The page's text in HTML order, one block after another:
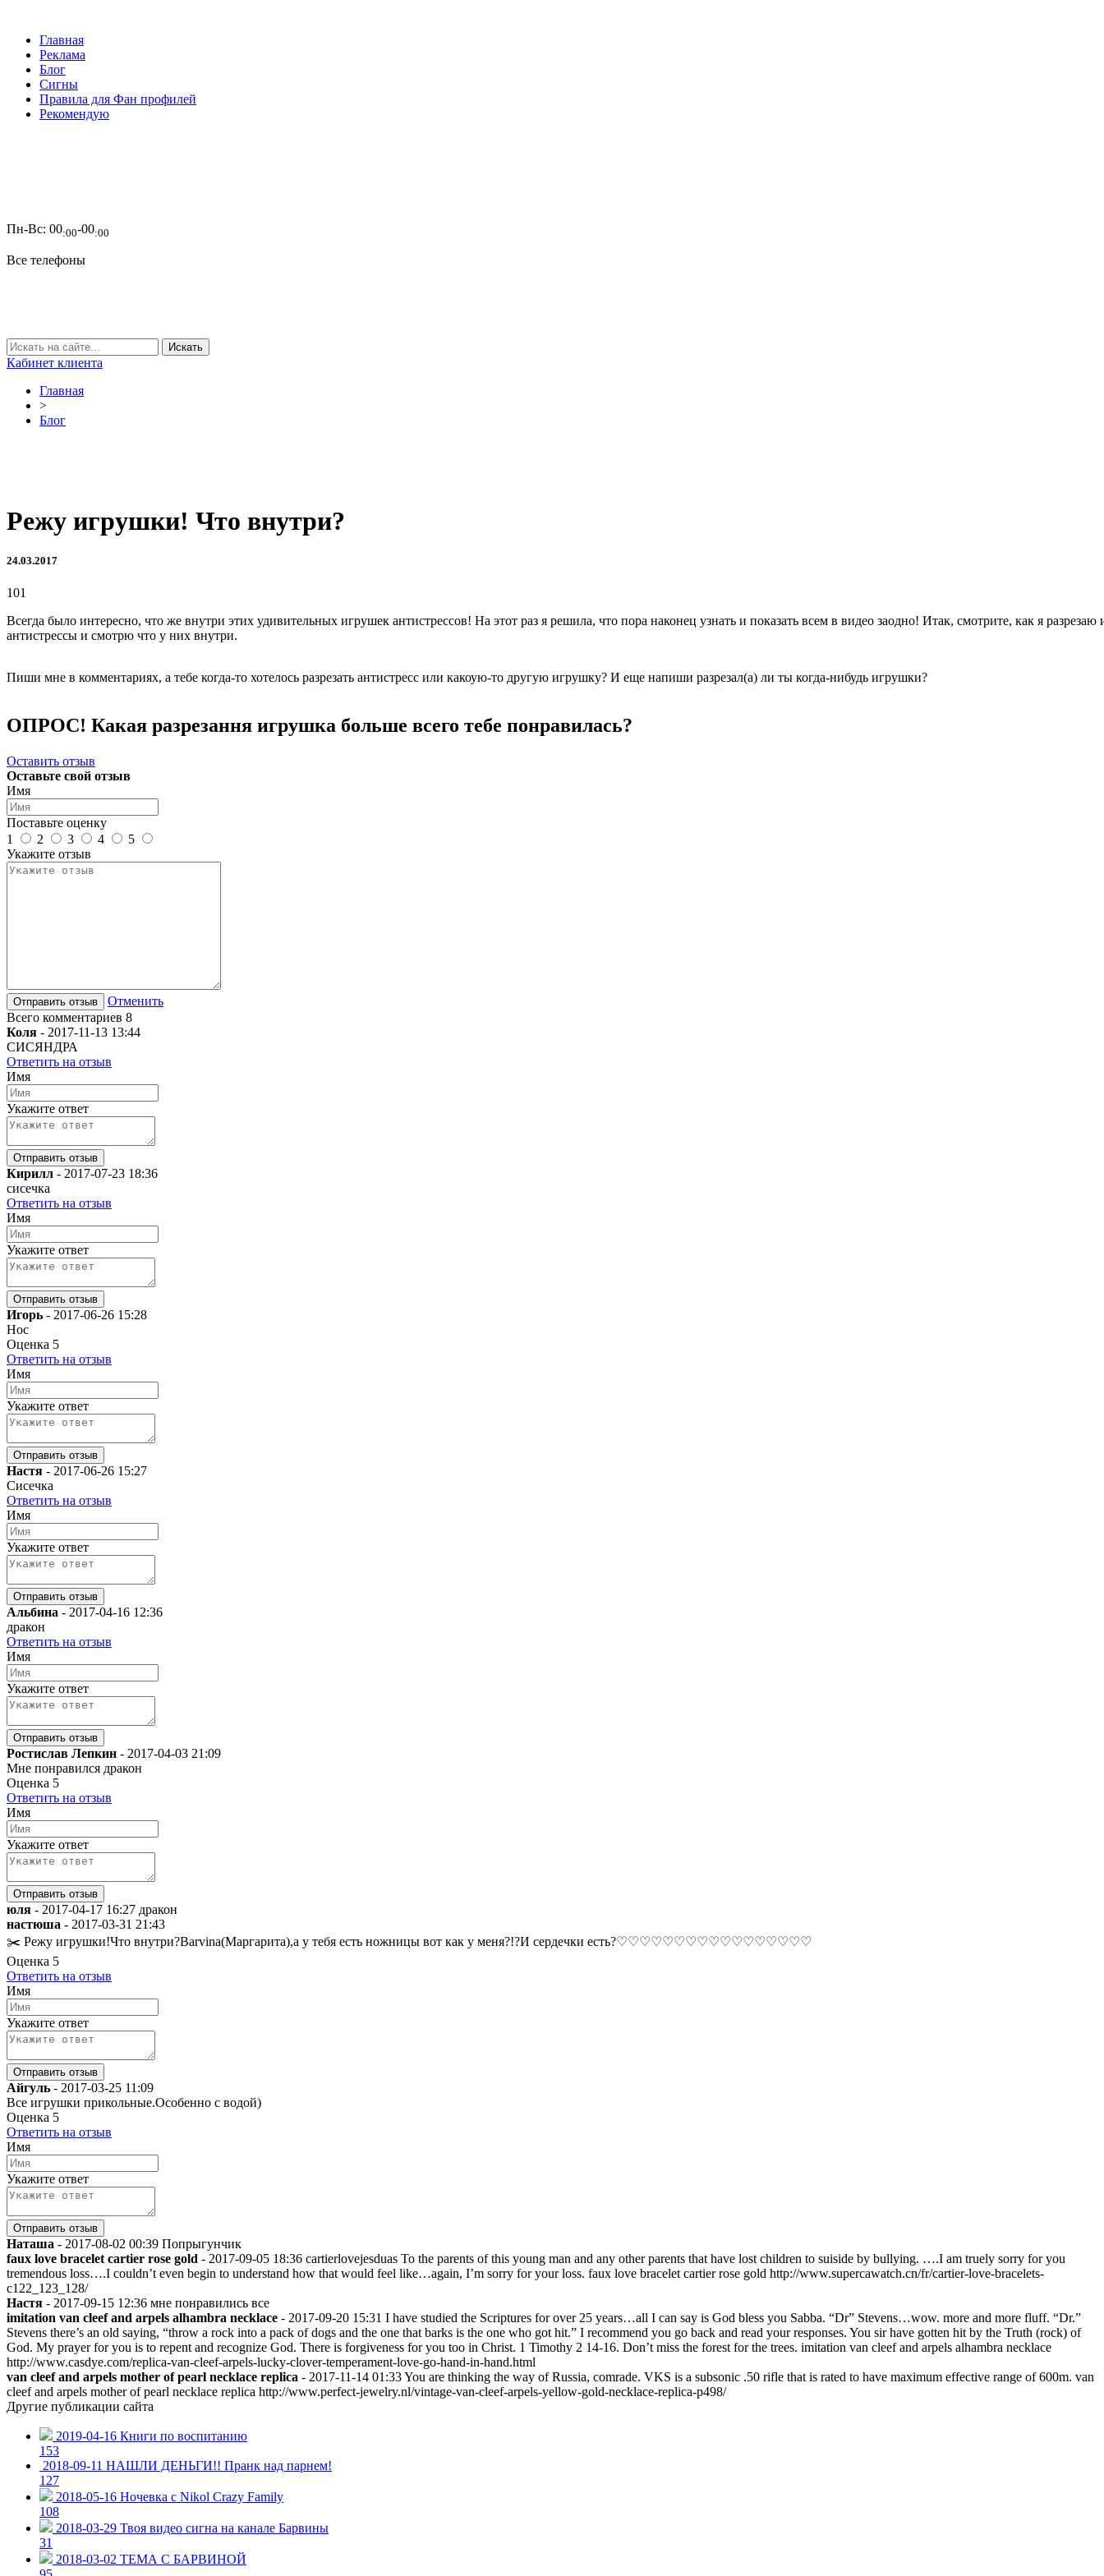
Главная
Реклама
Блог
Сигны
Правила для Фан профилей
Рекомендую
Пн-Вс: 00:00-00:00
Все телефоны
Кабинет клиента
Главная
>
Блог
Режу игрушки! Что внутри?
24.03.2017
101
Всегда было интересно, что же внутри этих удивительных игрушек антистрессов! На этот раз я решила, что пора наконец узнать и показать всем в видео заодно! Итак, смотрите, как я
антистрессы и смотрю что у них внутри.
Пиши мне в комментариях, а тебе когда-то хотелось разрезать антистресс или какоую-то другую игрушку? И еще напиши разрезал(а) ли ты когда-нибудь игрушки?
ОПРОС! Какая разрезання игрушка больше всего тебе понравилась?
Оставить отзыв
Оставьте свой отзыв
Имя
Поставьте оценку
1
2 3 4
5
Укажите отзыв
Отменить
Всего комментариев 8
Коля - 2017-11-13 13:44
СИСЯНДРА
Ответить на отзыв
Имя
Укажите ответ
Кирилл - 2017-07-23 18:36
сисечка
Ответить на отзыв
Имя
Укажите ответ
Игорь - 2017-06-26 15:28
Нос
Оценка 5
Ответить на отзыв
Имя
Укажите ответ
Настя - 2017-06-26 15:27
Сисечка
Ответить на отзыв
Имя
Укажите ответ
Альбина - 2017-04-16 12:36
дракон
Ответить на отзыв
Имя
Укажите ответ
Ростислав Лепкин - 2017-04-03 21:09
Мне понравился дракон
Оценка 5
Ответить на отзыв
Имя
Укажите ответ
юля - 2017-04-17 16:27 дракон
настюша - 2017-03-31 21:43
✂️ Режу игрушки!Что внутри?Barvina(Маргарита),а у тебя есть ножницы вот как у меня?!?И сердечки есть?♡♡♡♡♡♡♡♡♡♡♡♡♡♡♡♡♡
Оценка 5
Ответить на отзыв
Имя
Укажите ответ
Айгуль - 2017-03-25 11:09
Все игрушки прикольные.Особенно с водой)
Оценка 5
Ответить на отзыв
Имя
Укажите ответ
Наташа - 2017-08-02 00:39 Попрыгунчик
faux love bracelet cartier rose gold - 2017-09-05 18:36 cartierlovejesduas To the parents of this young man and any other parents that have lost children to suiside by bullying. ….I am truely sorry for you
tremendous loss….I couldn’t even begin to understand how that would feel like…again, I’m sorry for your loss. faux love bracelet cartier rose gold http://www.supercawatch.cn/fr/cartier-love-bracelets-
c122_123_128/
Настя - 2017-09-15 12:36 мне понравились все
imitation van cleef and arpels alhambra necklace - 2017-09-20 15:31 I have studied the Scriptures for over 25 years…all I can say is God bless you Sabba. “Dr” Stevens…wow. more and more fluff. “Dr.”
Stevens there’s an old saying, “throw a rock into a pack of dogs and the one that barks is the one who got hit.” I recommend you go back and read your responses. You sir have gotten hit by the Truth (rock) of
God. My prayer for you is to repent and recognize God. There is forgiveness for you too in Christ. 1 Timothy 2 14-16. Don’t miss the forest for the trees. imitation van cleef and arpels alhambra necklace
http://www.casdye.com/replica-van-cleef-arpels-lucky-clover-temperament-love-go-hand-in-hand.html
van cleef and arpels mother of pearl necklace replica - 2017-11-14 01:33You are thinking the way of Russia, comrade. VKS is a subsonic .50 rifle that is rated to have maximum effective range of 600m. van
cleef and arpels mother of pearl necklace replica http://www.perfect-jewelry.nl/vintage-van-cleef-arpels-yellow-gold-necklace-replica-p498/
Другие публикации сайта
2019-04-16 Книги по воспитанию
153
2018-09-11 НАШЛИ ДЕНЬГИ!! Пранк над парнем!
127
2018-05-16 Ночевка с Nikol Crazy Family
108
2018-03-29 Твоя видео сигна на канале Барвины
31
2018-03-02 ТЕМА С БАРВИНОЙ